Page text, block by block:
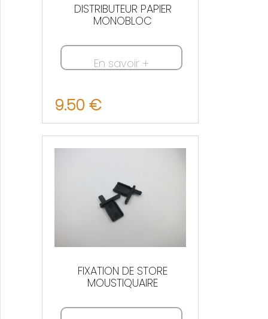
DISTRIBUTEUR PAPIER
MONOBLOC
En savoir +
9.50 €
Nous contacter
FIXATION DE STORE
MOUSTIQUAIRE